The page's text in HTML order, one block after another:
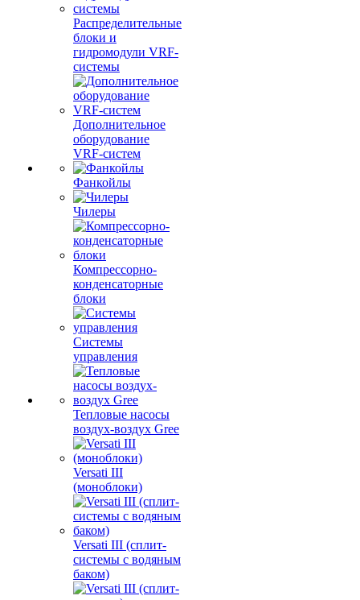
Распределительные
блоки и
гидромодули VRF-
системы
Дополнительное
оборудование
VRF-систем
Фанкойлы
Чилеры
Компрессорно-
конденсаторные
блоки
Системы
управления
Тепловые насосы
воздух-воздух Gree
Versati III
(моноблоки)
Versati III (сплит-
системы с водяным
баком)